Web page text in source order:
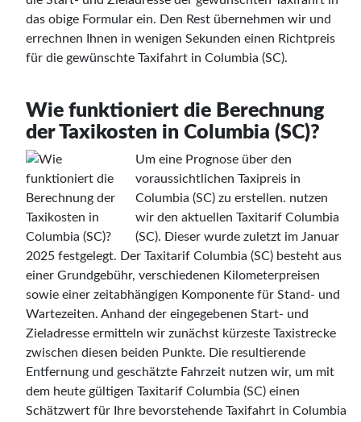
das obige Formular ein. Den Rest übernehmen wir und
errechnen Ihnen in wenigen Sekunden einen Richtpreis
für die gewünschte Taxifahrt in Columbia (SC).
Wie funktioniert die Berechnung
der Taxikosten in Columbia (SC)?
Um eine Prognose über den
voraussichtlichen Taxipreis in
Columbia (SC) zu erstellen. nutzen
wir den aktuellen Taxitarif Columbia
(SC). Dieser wurde zuletzt im Januar
2025 festgelegt. Der Taxitarif Columbia (SC) besteht aus
einer Grundgebühr, verschiedenen Kilometerpreisen
sowie einer zeitabhängigen Komponente für Stand- und
Wartezeiten. Anhand der eingegebenen Start- und
Zieladresse ermitteln wir zunächst kürzeste Taxistrecke
zwischen diesen beiden Punkte. Die resultierende
Entfernung und geschätzte Fahrzeit nutzen wir, um mit
dem heute gültigen Taxitarif Columbia (SC) einen
Schätzwert für Ihre bevorstehende Taxifahrt in Columbia